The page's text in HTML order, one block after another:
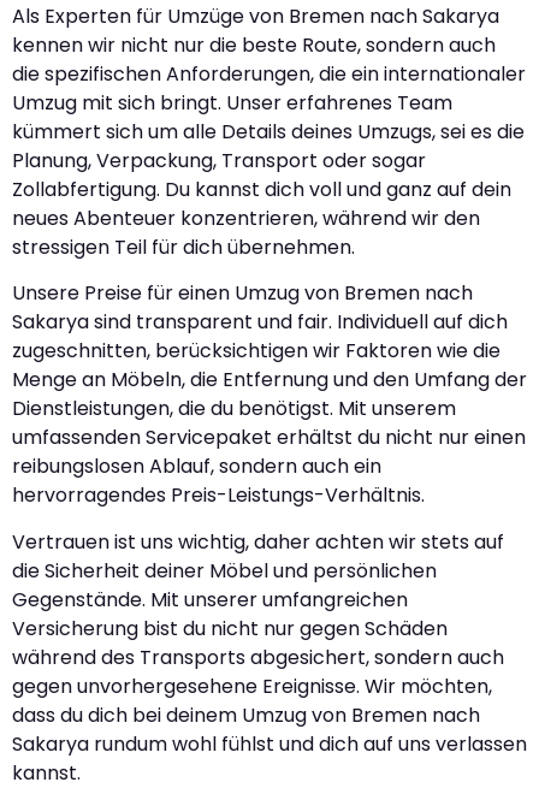
Als Experten für Umzüge von Bremen nach Sakarya
kennen wir nicht nur die beste Route, sondern auch
die spezifischen Anforderungen, die ein internationaler
Umzug mit sich bringt. Unser erfahrenes Team
kümmert sich um alle Details deines Umzugs, sei es die
Planung, Verpackung, Transport oder sogar
Zollabfertigung. Du kannst dich voll und ganz auf dein
neues Abenteuer konzentrieren, während wir den
stressigen Teil für dich übernehmen.
Unsere Preise für einen Umzug von Bremen nach
Sakarya sind transparent und fair. Individuell auf dich
zugeschnitten, berücksichtigen wir Faktoren wie die
Menge an Möbeln, die Entfernung und den Umfang der
Dienstleistungen, die du benötigst. Mit unserem
umfassenden Servicepaket erhältst du nicht nur einen
reibungslosen Ablauf, sondern auch ein
hervorragendes Preis-Leistungs-Verhältnis.
Vertrauen ist uns wichtig, daher achten wir stets auf
die Sicherheit deiner Möbel und persönlichen
Gegenstände. Mit unserer umfangreichen
Versicherung bist du nicht nur gegen Schäden
während des Transports abgesichert, sondern auch
gegen unvorhergesehene Ereignisse. Wir möchten,
dass du dich bei deinem Umzug von Bremen nach
Sakarya rundum wohl fühlst und dich auf uns verlassen
kannst.